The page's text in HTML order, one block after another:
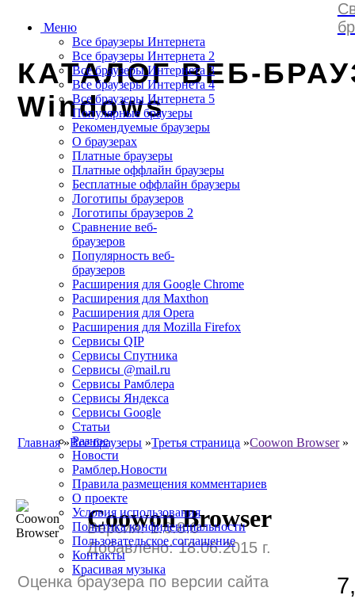
Оценка браузера по версии сайта
Главная»Все браузеры »Третья страница »Coowon Browser»
Версия: 1.6.8.0
Добавлено: 18.06.2015 г.
Coowon Browser
КАТАЛОГ ВЕБ-
Windows
Меню
Все браузеры Интернета
Все браузеры Интернета 2
Все браузеры Интернета 3
Все браузеры Интернета 4
Все браузеры Интернета 5
Популярные браузеры
Рекомендуемые браузеры
О браузерах
Платные браузеры
Платные оффлайн браузеры
Бесплатные оффлайн браузеры
Логотипы браузеров
Логотипы браузеров 2
Сравнение веб-
браузеров
Популярность веб-
браузеров
Расширения для Google Chrome
Расширения для Maxthon
Расширения для Opera
Расширения для Mozilla Firefox
Сервисы QIP
Сервисы Спутника
Сервисы @mail.ru
Сервисы Рамблера
Сервисы Яндекса
Сервисы Google
Статьи
Разное
Новости
Рамблер.Новости
Правила размещения комментариев
О проекте
Условия использования
Политика конфиденциальности
Пользовательское соглашение
Контакты
Красивая музыка